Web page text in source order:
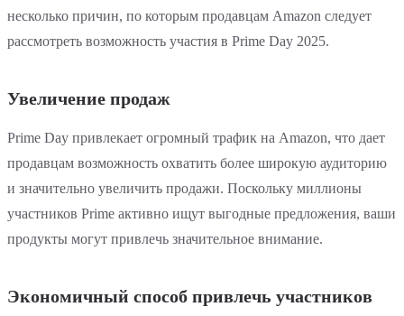
несколько причин, по которым продавцам Amazon следует
рассмотреть возможность участия в Prime Day 2025.
Увеличение продаж
Prime Day привлекает огромный трафик на Amazon, что дает
продавцам возможность охватить более широкую аудиторию
и значительно увеличить продажи. Поскольку миллионы
участников Prime активно ищут выгодные предложения, ваши
продукты могут привлечь значительное внимание.
Экономичный способ привлечь участников